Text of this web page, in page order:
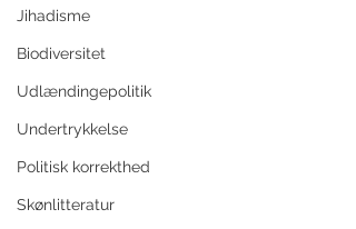
Jihadisme
Biodiversitet
Udlændingepolitik
Undertrykkelse
Politisk korrekthed
Skønlitteratur